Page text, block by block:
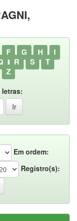
F G H
I
R S
T
Z
letras:
Em ordem:
Registro(s):